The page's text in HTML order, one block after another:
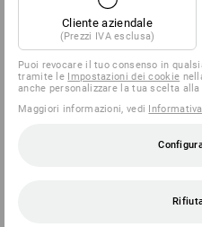
Sono esclusi dalla
Cliente aziendale
(Prezzi IVA esclusa)
Puoi revocare il tuo consenso in
tramite le Impostazioni dei cookie
anche personalizzare la tua scelta alla
Maggiori informazioni, vedi